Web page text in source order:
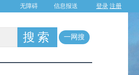
登录 注册